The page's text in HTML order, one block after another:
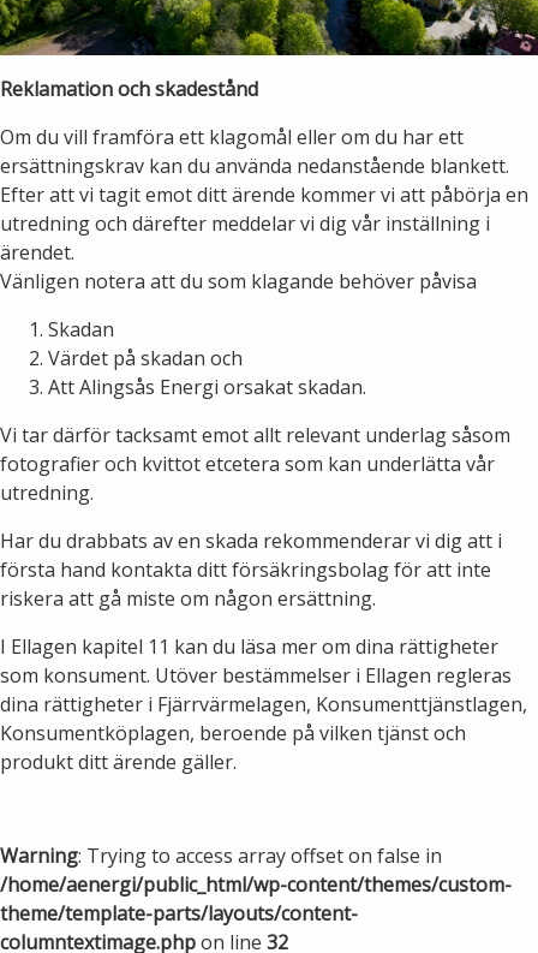
Reklamation och skadestånd
Om du vill framföra ett klagomål eller om du har ett
ersättningskrav kan du använda nedanstående blankett.
Efter att vi tagit emot ditt ärende kommer vi att påbörja en
utredning och därefter meddelar vi dig vår inställning i
ärendet.
Vänligen notera att du som klagande behöver påvisa
Skadan
Värdet på skadan och
Att Alingsås Energi orsakat skadan.
Vi tar därför tacksamt emot allt relevant underlag såsom
fotografier och kvittot etcetera som kan underlätta vår
utredning.
Har du drabbats av en skada rekommenderar vi dig att i
första hand kontakta ditt försäkringsbolag för att inte
riskera att gå miste om någon ersättning.
I Ellagen kapitel 11 kan du läsa mer om dina rättigheter
som konsument. Utöver bestämmelser i Ellagen regleras
dina rättigheter i Fjärrvärmelagen, Konsumenttjänstlagen,
Konsumentköplagen, beroende på vilken tjänst och
produkt ditt ärende gäller.
Warning: Trying to access array offset on false in
/home/aenergi/public_html/wp-content/themes/custom-
theme/template-parts/layouts/content-
columntextimage.phpon line 32